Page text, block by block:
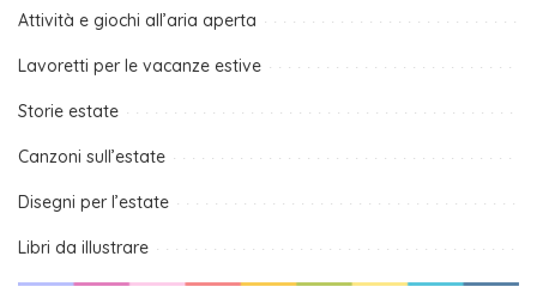
Attività e giochi all’aria aperta
Lavoretti per le vacanze estive
Storie estate
Canzoni sull’estate
Disegni per l’estate
Libri da illustrare